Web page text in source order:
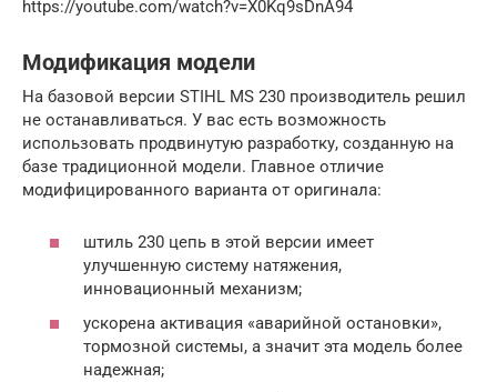
https://youtube.com/watch?v=X0Kq9sDnA94
Модификация модели
На базовой версии STIHL MS 230 производитель решил
не останавливаться. У вас есть возможность
использовать продвинутую разработку, созданную на
базе традиционной модели. Главное отличие
модифицированного варианта от оригинала:
штиль 230 цепь в этой версии имеет
улучшенную систему натяжения,
инновационный механизм;
ускорена активация «аварийной остановки»,
тормозной системы, а значит эта модель более
надежная;